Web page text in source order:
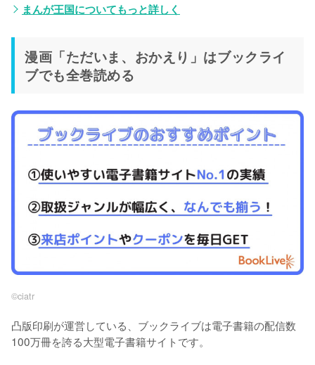
まんが王国についてもっと詳しく
漫画「ただいま、おかえり」はブックライ
ブでも全巻読める
©︎ciatr
凸版印刷が運営している、ブックライブは電子書籍の配信数
100万冊を誇る大型電子書籍サイトです。